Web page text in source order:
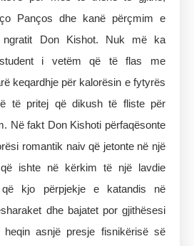
Panços dhe kanë përçmim e
ngratit Don Kishot. Nuk më ka
i vetëm që të flas me
keqardhje për kalorësin e fytyrës
të pritej që dikush të fliste për
Në fakt Don Kishoti përfaqësonte
romantik naiv që jetonte në një
ishte në kërkim të një lavdie
që kjo përpjekje e katandis në
dhe bajatet por gjithësesi
asnjë presje fisnikërisë së